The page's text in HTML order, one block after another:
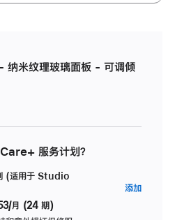
米纹理玻璃面板 - 可调倾
服务计划？
(适用于 Studio
月 (24 期)
添加